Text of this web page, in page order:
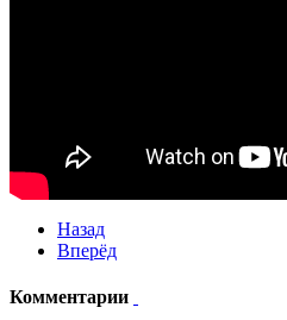
Назад
Вперёд
Комментарии